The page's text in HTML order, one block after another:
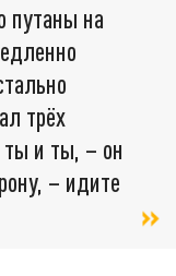
путаны на
трёх
и ты, – он
– идите